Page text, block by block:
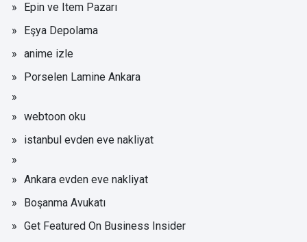
Epin ve Item Pazarı
Eşya Depolama
anime izle
Porselen Lamine Ankara
webtoon oku
istanbul evden eve nakliyat
Ankara evden eve nakliyat
Boşanma Avukatı
Get Featured On Business Insider